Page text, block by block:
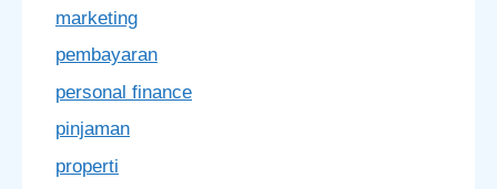
marketing
pembayaran
personal finance
pinjaman
properti